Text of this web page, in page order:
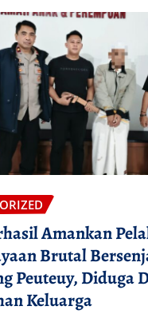
Amankan
Brutal
Peuteuy, Diduga
Keluarga